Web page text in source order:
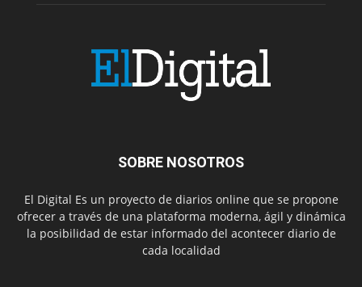
SOBRE NOSOTROS
El Digital Es un proyecto de diarios online que se propone
ofrecer a través de una plataforma moderna, ágil y dinámica
la posibilidad de estar informado del acontecer diario de
cada localidad